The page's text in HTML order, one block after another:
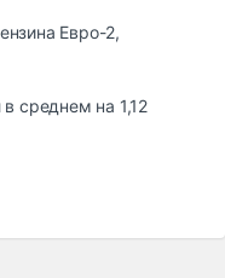
Евро-2,
среднем на 1,12